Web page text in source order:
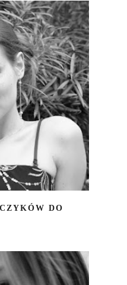
DO